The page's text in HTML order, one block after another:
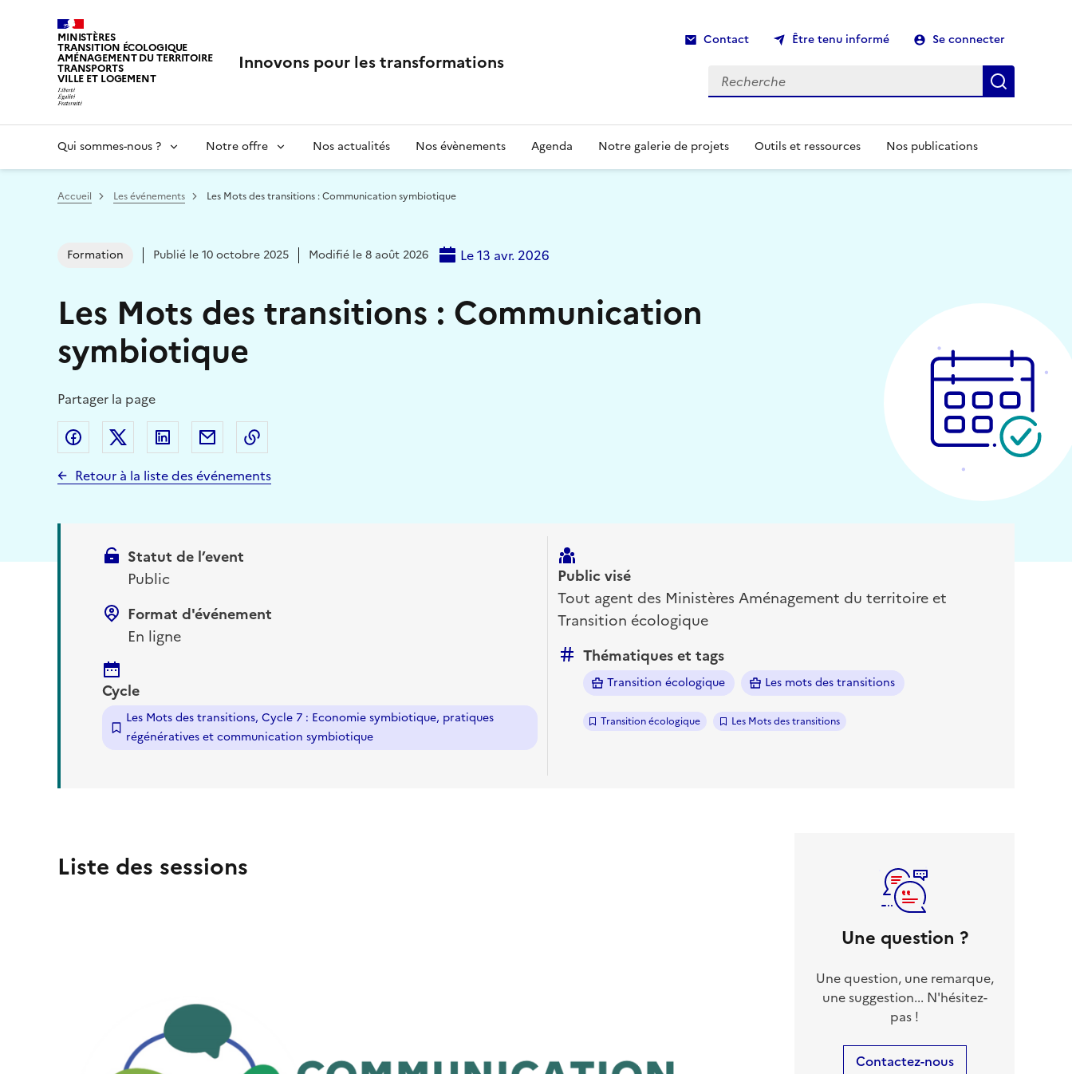
MINISTÈRES
TRANSITION ÉCOLOGIQUE
AMÉNAGEMENT DU TERRITOIRE
TRANSPORTS
VILLE ET LOGEMENT
Innovons pour les transformations
Contact Être tenu informé Se connecter
Recherche
Qui sommes-nous ? Notre offre Nos actualités Nos évènements Agenda Notre galerie de projets Outils et ressources Nos publications
Vous êtes ici :
Accueil Les événements Les Mots des transitions : Communication symbiotique
Formation Publié le 10 octobre 2025 Modifié le 8 août 2026 Le 13 avr. 2026
Les Mots des transitions : Communication
symbiotique
Partager la page
Partager sur Facebook
Partager sur Twitter (X)
Partager sur Linkedin
Partager par email
Retour à la liste des événements
Statut de l’event
Public
Format d'événement
En ligne
Cycle
Les Mots des transitions, Cycle 7 : Economie symbiotique, pratiques
régénératives et communication symbiotique
Public visé
Tout agent des Ministères Aménagement du territoire et
Transition écologique
Thématiques et tags
Transition écologique Les mots des transitions
Transition écologique Les Mots des transitions
Liste des sessions
Une question ?
Une question, une remarque,
une suggestion... N'hésitez-
pas !
Contactez-nous